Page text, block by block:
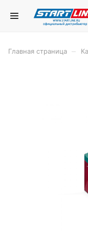
Главная страница